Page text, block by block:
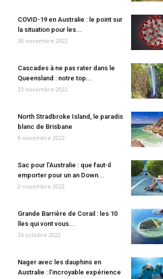
COVID-19 en Australie : le point sur
la situation pour les...
30 novembre 2022
Cascades à ne pas rater dans le
Queensland : notre top...
23 novembre 2022
North Stradbroke Island, le paradis
blanc de Brisbane
9 novembre 2022
Sac pour l’Australie : que faut-il
emporter pour un an Down...
2 novembre 2022
Grande Barrière de Corail : les 10
îles qui vont vous...
26 octobre 2022
Nager avec les dauphins en
Australie : l’incroyable expérience